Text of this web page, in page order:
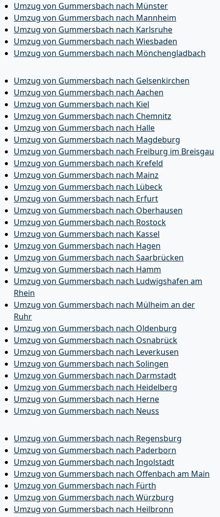
Umzug von Gummersbach nach Münster
Umzug von Gummersbach nach Mannheim
Umzug von Gummersbach nach Karlsruhe
Umzug von Gummersbach nach Wiesbaden
Umzug von Gummersbach nach Mönchen­gladbach
Umzug von Gummersbach nach Gelsenkirchen
Umzug von Gummersbach nach Aachen
Umzug von Gummersbach nach Kiel
Umzug von Gummersbach nach Chemnitz
Umzug von Gummersbach nach Halle
Umzug von Gummersbach nach Magdeburg
Umzug von Gummersbach nach Freiburg im Breisgau
Umzug von Gummersbach nach Krefeld
Umzug von Gummersbach nach Mainz
Umzug von Gummersbach nach Lübeck
Umzug von Gummersbach nach Erfurt
Umzug von Gummersbach nach Oberhausen
Umzug von Gummersbach nach Rostock
Umzug von Gummersbach nach Kassel
Umzug von Gummersbach nach Hagen
Umzug von Gummersbach nach Saarbrücken
Umzug von Gummersbach nach Hamm
Umzug von Gummersbach nach Ludwigshafen am
Rhein
Umzug von Gummersbach nach Mülheim an der
Ruhr
Umzug von Gummersbach nach Oldenburg
Umzug von Gummersbach nach Osnabrück
Umzug von Gummersbach nach Leverkusen
Umzug von Gummersbach nach Solingen
Umzug von Gummersbach nach Darmstadt
Umzug von Gummersbach nach Heidelberg
Umzug von Gummersbach nach Herne
Umzug von Gummersbach nach Neuss
Umzug von Gummersbach nach Regensburg
Umzug von Gummersbach nach Paderborn
Umzug von Gummersbach nach Ingolstadt
Umzug von Gummersbach nach Offenbach am Main
Umzug von Gummersbach nach Fürth
Umzug von Gummersbach nach Würzburg
Umzug von Gummersbach nach Heilbronn